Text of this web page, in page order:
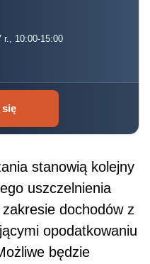
r., 10:00-15:00
się
stanowią kolejny
uszczelnienia
dochodów z
opodatkowaniu
będzie